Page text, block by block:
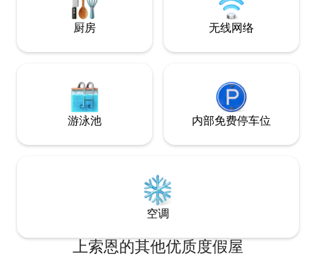
厨房 无线网络
游泳池 内部免费停车位
空调
上索恩的其他优质度假屋